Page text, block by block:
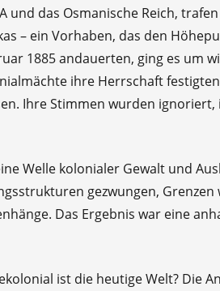
das Osmanische Reich,
– ein Vorhaben, das den
1885 andauerten, ging es um
ihre Herrschaft
Ihre Stimmen wurden ignoriert,
Welle kolonialer Gewalt und
gezwungen,
Das Ergebnis war eine
ist die heutige Welt? Die